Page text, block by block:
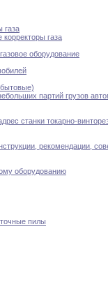
газа
корректоры газа
газовое оборудование
партий грузов
станки токарно-
рекомендации
оборудованию
пилы